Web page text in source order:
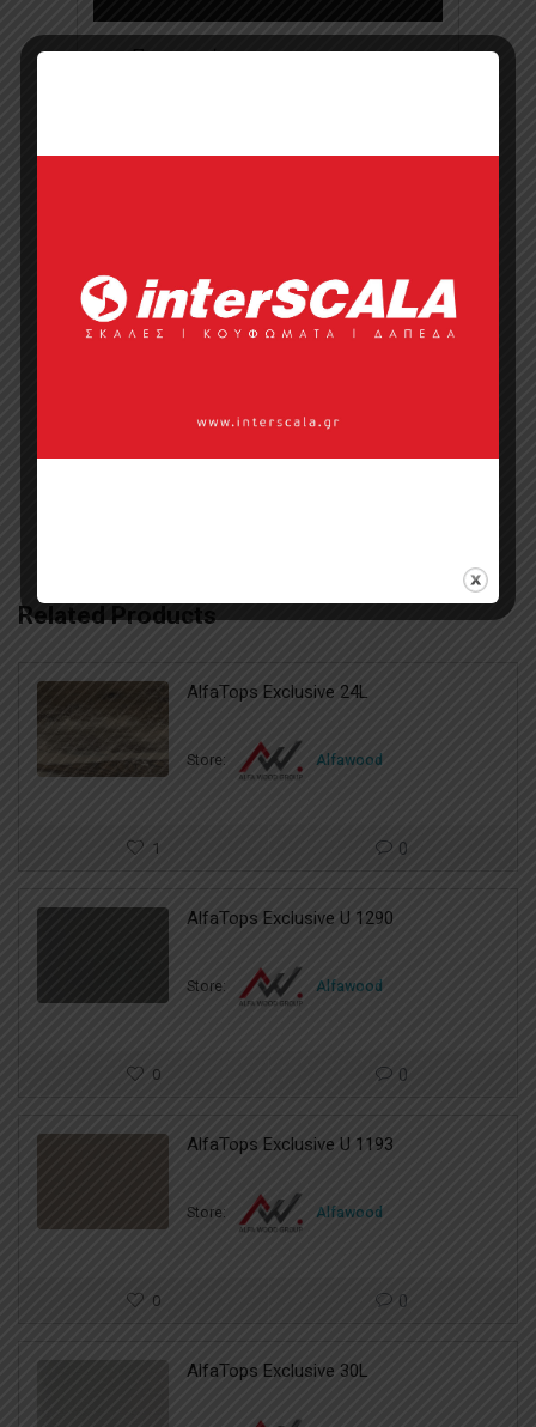
Προσφορά
Βινυλικό Δάπεδο,Βινυλικό Δάπεδο
Διακοσμητικές Επιφάνειες,Ξύλινα
Related Products
AlfaTops Exclusive 24L
Store: Alfawood
1 0
AlfaTops Exclusive U 1290
Store: Alfawood
0 0
AlfaTops Exclusive U 1193
Store: Alfawood
0 0
AlfaTops Exclusive 30L